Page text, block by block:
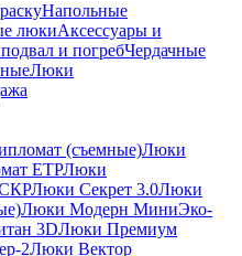
Напольные
люкиАксессуары и
и погребЧердачные
Люки
(съемные)Люки
ЕТРЛюки
Люки Секрет 3.0Люки
Люки Модерн МиниЭко-
3DЛюки Премиум
2Люки Вектор